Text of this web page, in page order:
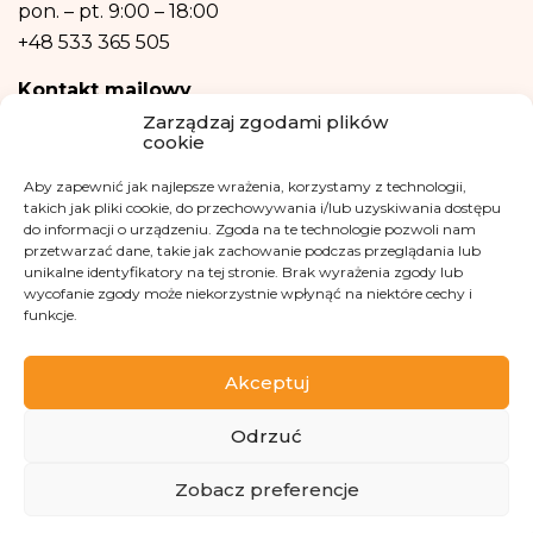
Zarządzaj zgodami plików
cookie
Aby zapewnić jak najlepsze wrażenia, korzystamy z technologii,
takich jak pliki cookie, do przechowywania i/lub uzyskiwania dostępu
do informacji o urządzeniu. Zgoda na te technologie pozwoli nam
przetwarzać dane, takie jak zachowanie podczas przeglądania lub
unikalne identyfikatory na tej stronie. Brak wyrażenia zgody lub
wycofanie zgody może niekorzystnie wpłynąć na niektóre cechy i
funkcje.
Akceptuj
Odrzuć
Zobacz preferencje
pon. – pt. 9:00 – 18:00
+48 533 365 505
Kontakt mailowy
kontakt@fundacjakasisi.pl
Inspektor Danych Osobowych
Klaudia Kwiatkowska
iod@fundacjakasisi.pl
Copyright 2013-2026 Fundacja Kasisi KRS 0000457951